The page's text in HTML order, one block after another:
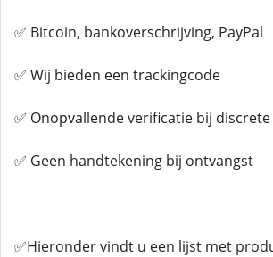
✅ Bitcoin, bankoverschrijving, PayPal
✅ Wij bieden een trackingcode
✅ Onopvallende verificatie bij
✅ Geen handtekening bij ontvangst
✅Hieronder vindt u een lijst met